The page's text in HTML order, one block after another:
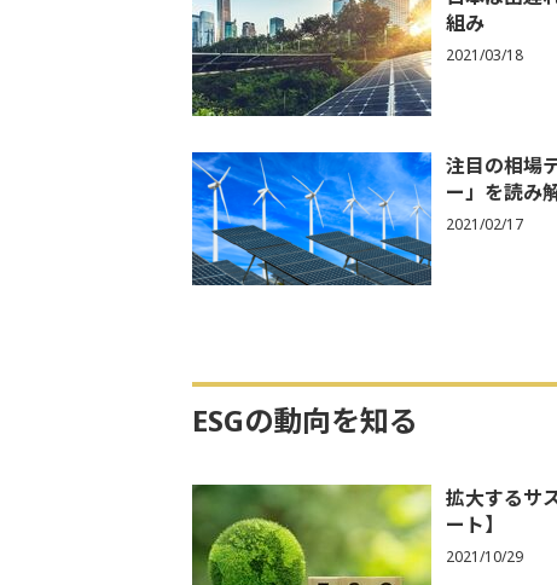
組み
2021/03/18
注目の相場
ー」を読み
2021/02/17
ESGの動向を知る
拡大するサ
ート】
2021/10/29